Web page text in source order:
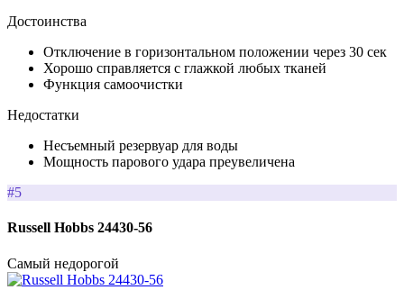
Достоинства
Отключение в горизонтальном положении через 30 сек
Хорошо справляется с глажкой любых тканей
Функция самоочистки
Недостатки
Несъемный резервуар для воды
Мощность парового удара преувеличена
#5
Russell Hobbs 24430-56
Самый недорогой